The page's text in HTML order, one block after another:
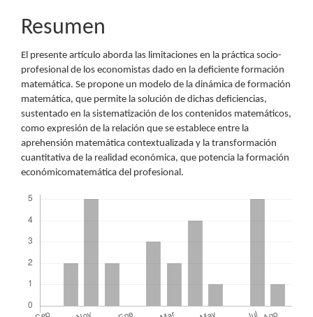
Resumen
El presente artículo aborda las limitaciones en la práctica socio-
profesional de los economistas dado en la deficiente formación
matemática. Se propone un modelo de la dinámica de formación
matemática, que permite la solución de dichas deficiencias,
sustentado en la sistematización de los contenidos matemáticos,
como expresión de la relación que se establece entre la
aprehensión matemática contextualizada y la transformación
cuantitativa de la realidad económica, que potencia la formación
económicomatemática del profesional.